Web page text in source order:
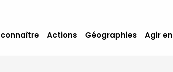
connaître Actions Géographies Agir